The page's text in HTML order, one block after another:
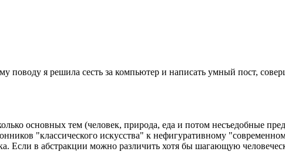
поводу я решила сесть за компьютер и написать умный пост,
основных тем (человек, природа, еда и потом несъедобные
"классического искусства" к нефигуративному
Если в абстракции можно различить хотя бы шагающую